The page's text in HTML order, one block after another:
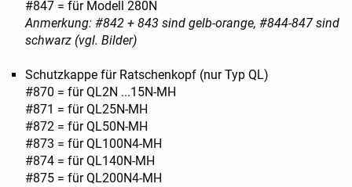
#847 = für Modell 280N
Anmerkung: #842 + 843 sind gelb-orange, #844-847 sind
schwarz (vgl. Bilder)
Schutzkappe für Ratschenkopf (nur Typ QL)
#870 = für QL2N ...15N-MH
#871 = für QL25N-MH
#872 = für QL50N-MH
#873 = für QL100N4-MH
#874 = für QL140N-MH
#875 = für QL200N4-MH